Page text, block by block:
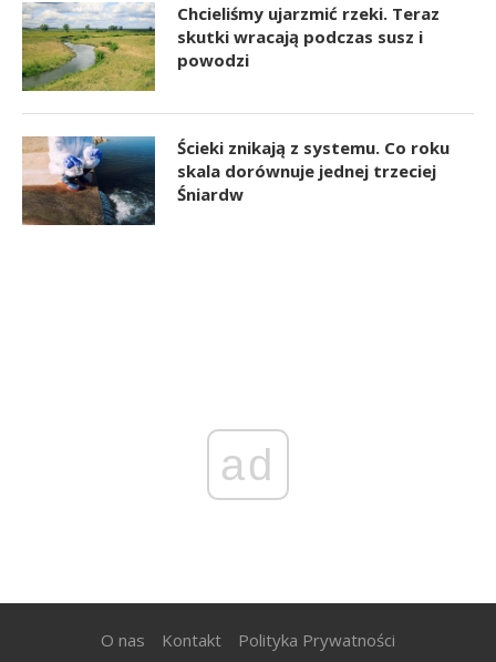
Chcieliśmy ujarzmić rzeki. Teraz
skutki wracają podczas susz i
powodzi
Ścieki znikają z systemu. Co roku
skala dorównuje jednej trzeciej
Śniardw
ad
O nas Kontakt Polityka Prywatności